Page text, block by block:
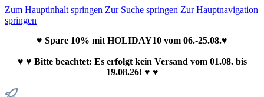
Zum Hauptinhalt springen Zur Suche springen Zur Hauptnavigation
springen
♥ Spare 10% mit HOLIDAY10 vom 06.-25.08.♥
♥ ♥ Bitte beachtet: Es erfolgt kein Versand vom 01.08. bis
19.08.26! ♥ ♥